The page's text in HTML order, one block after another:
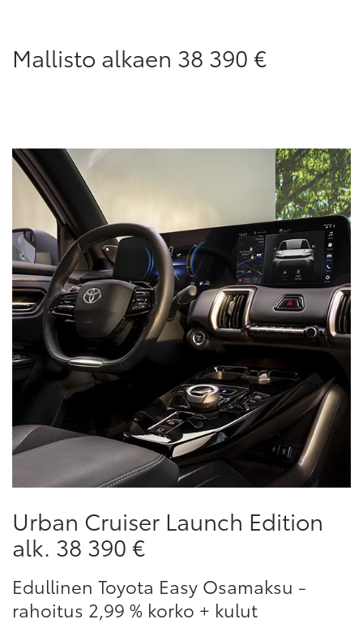
Mallisto alkaen 38 390 €
Urban Cruiser Launch Edition
alk. 38 390 €
Edullinen Toyota Easy Osamaksu -
rahoitus 2,99 % korko + kulut